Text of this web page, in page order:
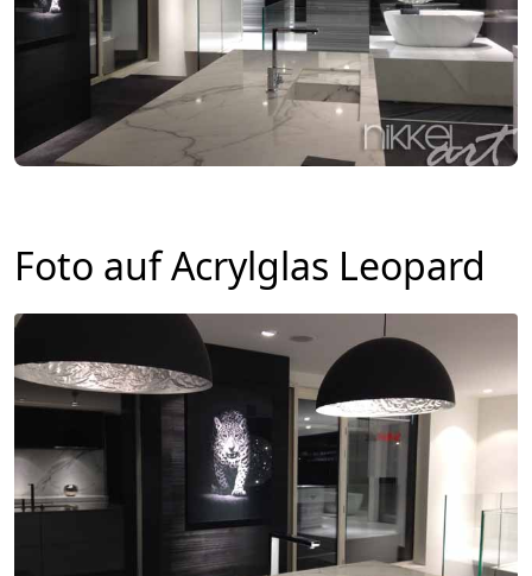
Foto auf Acrylglas Leopard